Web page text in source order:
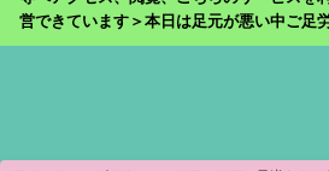
営できています＞本日は足元が悪い中ご足